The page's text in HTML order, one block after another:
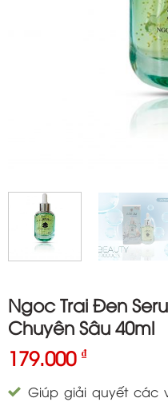
Ngoc Trai Đen
Chuyên Sâu 40ml
179.000 ₫
Giúp giải quyết các